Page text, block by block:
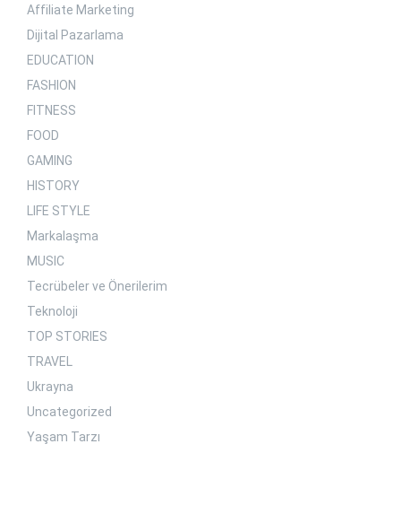
Affiliate Marketing
Dijital Pazarlama
EDUCATION
FASHION
FITNESS
FOOD
GAMING
HISTORY
LIFE STYLE
Markalaşma
MUSIC
Tecrübeler ve Önerilerim
Teknoloji
TOP STORIES
TRAVEL
Ukrayna
Uncategorized
Yaşam Tarzı